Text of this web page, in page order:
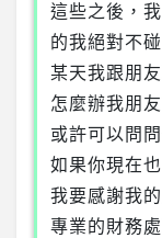
這些之後，
的我絕對不
某天我跟朋
怎麼辦我朋
或許可以問
如果你現在
我要感謝我
專業的財務